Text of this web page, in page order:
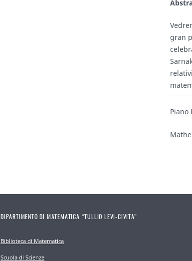
gran
Piano
DIPARTIMENTO DI MATEMATICA “TULLIO LEVI-CIVITA”
Biblioteca di Matematica
Scuola di Scienze